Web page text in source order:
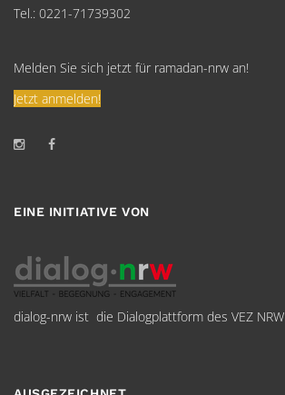
Tel.: 0221-71739302
Melden Sie sich jetzt für ramadan-nrw an!
Jetzt anmelden!
EINE INITIATIVE VON
dialog-nrw ist die Dialogplattform des VEZ NRW